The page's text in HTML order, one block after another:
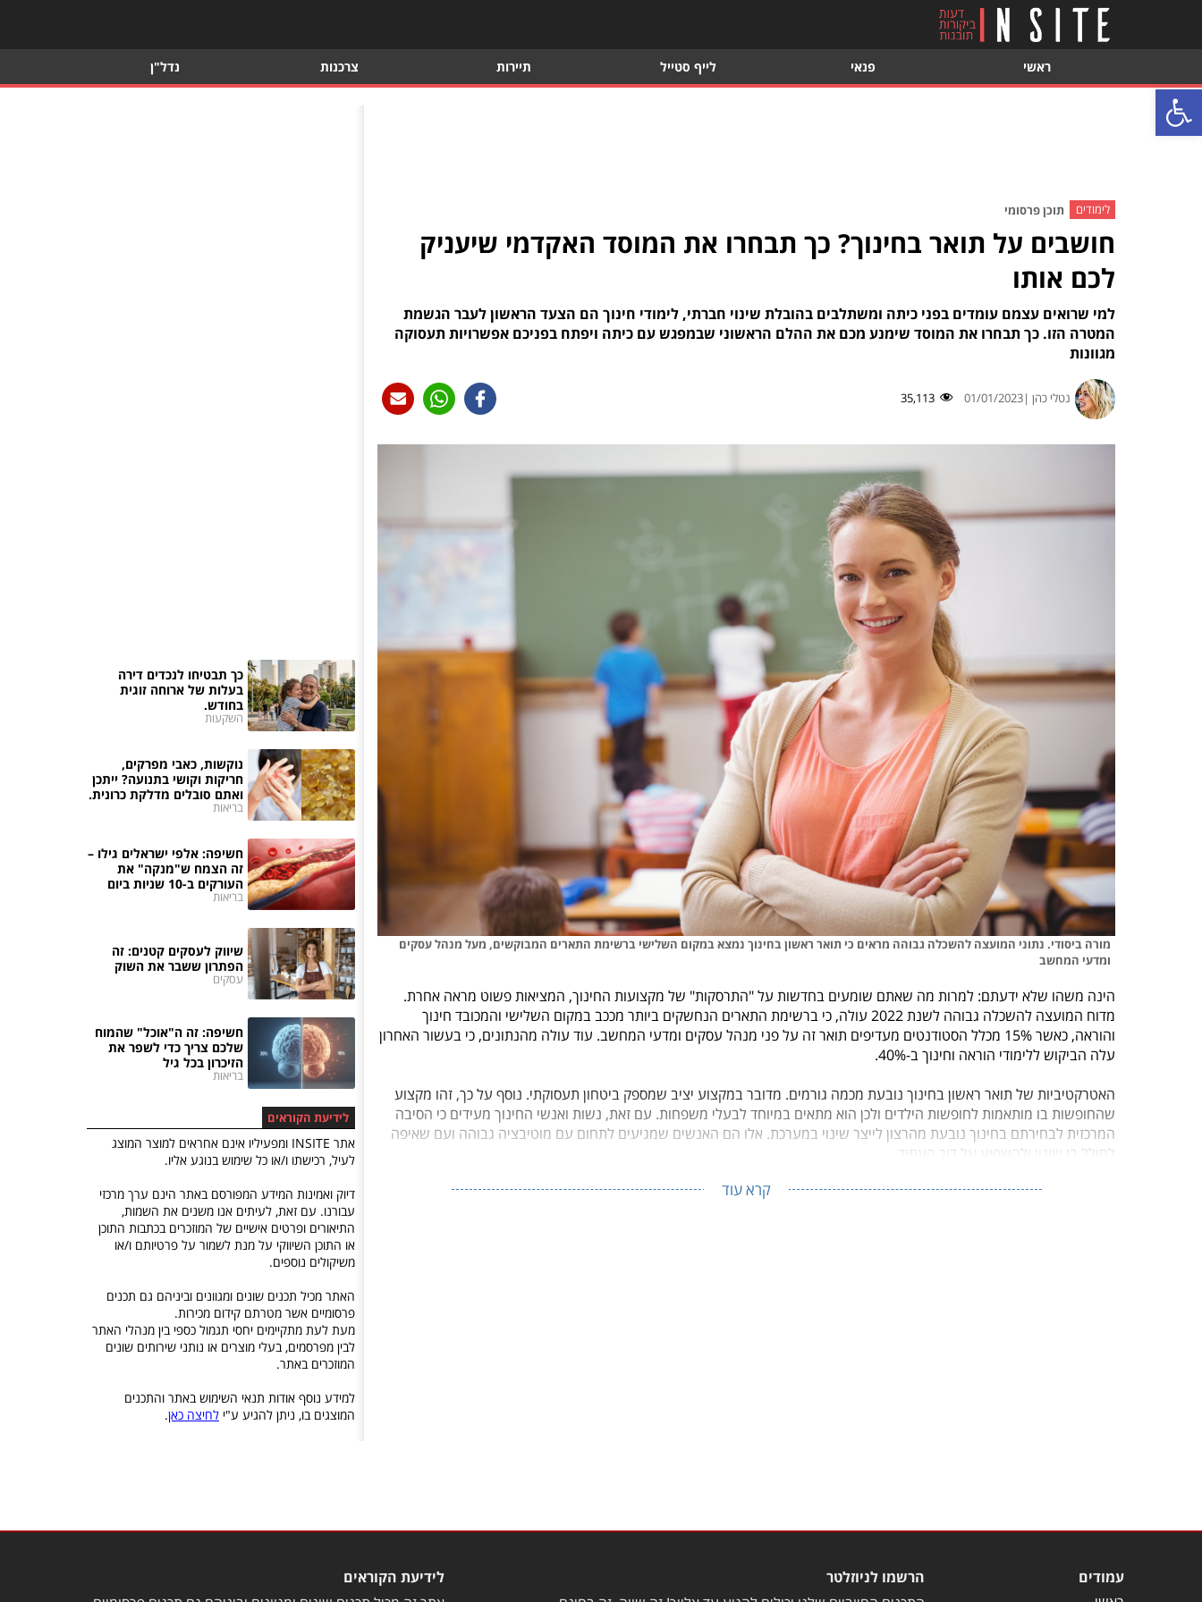
פתח סרגל נגישות
ראשי פנאי לייף סטייל תיירות צרכנות נדל"ן
לימודים תוכן פרסומי
חושבים על תואר בחינוך? כך תבחרו את המוסד האקדמי שיעניק
לכם אותו
למי שרואים עצמם עומדים בפני כיתה ומשתלבים בהובלת שינוי חברתי, לימודי חינוך הם הצעד הראשון לעבר הגשמת
המטרה הזו. כך תבחרו את המוסד שימנע מכם את ההלם הראשוני שבמפגש עם כיתה ויפתח בפניכם אפשרויות תעסוקה
מגוונות
נטלי כהן |01/01/2023
35,113
מורה ביסודי. נתוני המועצה להשכלה גבוהה מראים כי תואר ראשון בחינוך נמצא במקום השלישי ברשימת התארים המבוקשים, מעל מנהל עסקים
ומדעי המחשב
הינה משהו שלא ידעתם: למרות מה שאתם שומעים בחדשות על "התרסקות" של מקצועות החינוך, המציאות פשוט מראה אחרת.
מדוח המועצה להשכלה גבוהה לשנת 2022 עולה, כי ברשימת התארים הנחשקים ביותר מככב במקום השלישי והמכובד חינוך
והוראה, כאשר 15% מכלל הסטודנטים מעדיפים תואר זה על פני מנהל עסקים ומדעי המחשב. עוד עולה מהנתונים, כי
בעשור האחרון
עלה הביקוש ללימודי הוראה וחינוך ב-40%.
האטרקטיביות של תואר ראשון בחינוך נובעת מכמה גורמים. מדובר במקצוע יציב שמספק ביטחון תעסוקתי. נוסף על כך, זהו מקצוע
שהחופשות בו מותאמות לחופשות הילדים ולכן הוא מתאים במיוחד לבעלי משפחות. עם זאת, נשות ואנשי החינוך מעידים כי הסיבה
המרכזית לבחירתם בחינוך נובעת מהרצון לייצר שינוי במערכת. אלו הם האנשים שמגיעים לתחום עם מוטיבציה גבוהה ועם שאיפה
לחולל בו שינוי ולהשפיע על דור העתיד.
קרא עוד
כך תבטיחו לנכדים דירה
בעלות של ארוחה זוגית
בחודש.
השקעות
נוקשות, כאבי מפרקים,
חריקות וקושי בתנועה? ייתכן
ואתם סובלים מדלקת כרונית.
בריאות
חשיפה: אלפי ישראלים גילו –
זה הצמח ש"מנקה" את
העורקים ב-10 שניות ביום
בריאות
שיווק לעסקים קטנים: זה
הפתרון ששבר את השוק
עסקים
חשיפה: זה ה"אוכל" שהמוח
שלכם צריך כדי לשפר את
הזיכרון בכל גיל
בריאות
לידיעת הקוראים
אתר INSITE ומפעיליו אינם אחראים למוצר המוצג
לעיל, רכישתו ו/או כל שימוש בנוגע אליו.
דיוק ואמינות המידע המפורסם באתר הינם ערך מרכזי
עבורנו. עם זאת, לעיתים אנו משנים את השמות,
התיאורים ופרטים אישיים של המוזכרים בכתבות התוכן
או התוכן השיווקי על מנת לשמור על פרטיותם ו/או
משיקולים נוספים.
האתר מכיל תכנים שונים ומגוונים וביניהם גם תכנים
פרסומיים אשר מטרתם קידום מכירות.
מעת לעת מתקיימים יחסי תגמול כספי בין מנהלי האתר
לבין מפרסמים, בעלי מוצרים או נותני שירותים שונים
המוזכרים באתר.
למידע נוסף אודות תנאי השימוש באתר והתכנים
המוצגים בו, ניתן להגיע ע"י לחיצה כאן.
עמודים
הרשמו לניוזלטר
לידיעת הקוראים